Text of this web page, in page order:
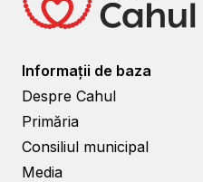
Informații de baza
Despre Cahul
Primăria
Consiliul municipal
Media